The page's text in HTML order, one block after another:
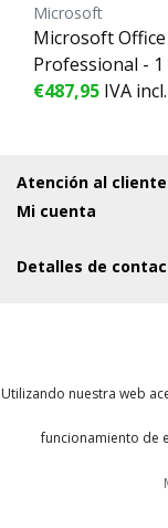
Microsoft
Microsoft Office
Professional -
sitivo - perpetuo
€487,95 IVA incl.
Atención al cliente
Mi cuenta
Detalles de
Utilizando nuestra web
funcionamiento de